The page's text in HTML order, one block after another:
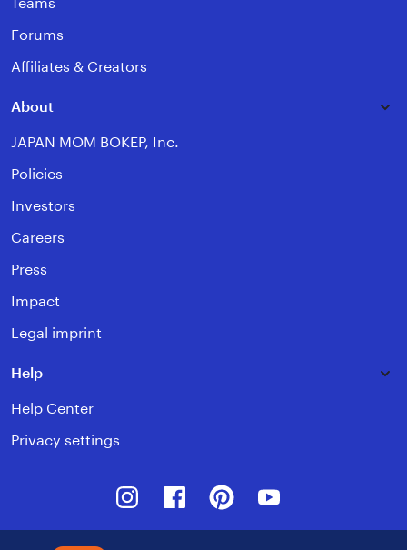
Teams
Forums
Affiliates & Creators
About
JAPAN MOM BOKEP, Inc.
Policies
Investors
Careers
Press
Impact
Legal imprint
Help
Help Center
Privacy settings
InstagramFacebookPinterest